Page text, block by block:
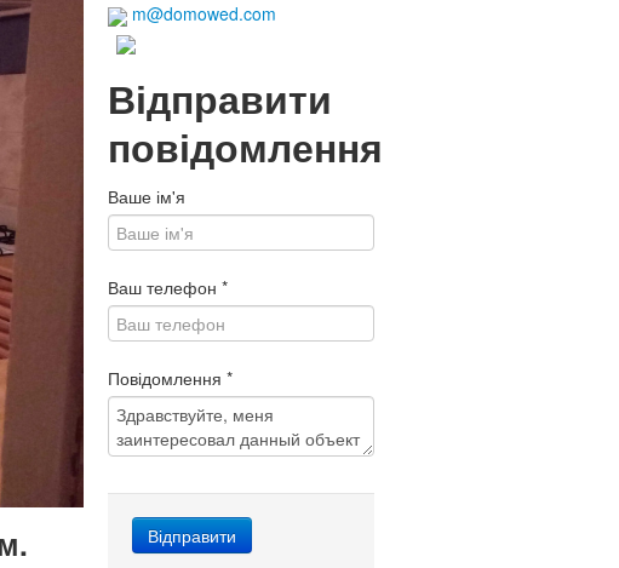
m@domowed.com
Відправити
повідомлення
Ваше ім'я
Ваш телефон *
Повідомлення *